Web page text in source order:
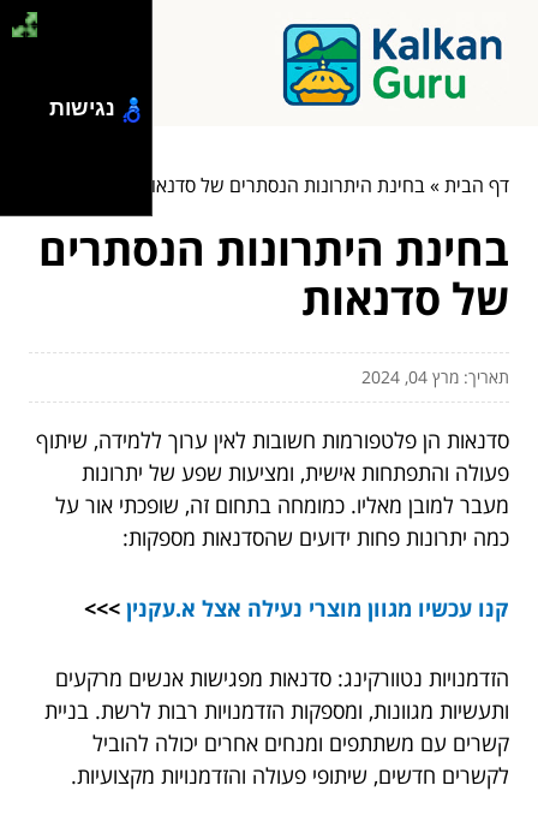
דף הבית»בחינת היתרונות הנסתרים של סדנאות
בחינת היתרונות הנסתרים
של סדנאות
תאריך: מרץ 04, 2024
סדנאות הן פלטפורמות חשובות לאין ערוך ללמידה, שיתוף
פעולה והתפתחות אישית, ומציעות שפע של יתרונות
מעבר למובן מאליו. כמומחה בתחום זה, שופכתי אור על
כמה יתרונות פחות ידועים שהסדנאות מספקות:
קנו עכשיו מגוון מוצרי נעילה אצל א.עקנין >>>
הזדמנויות נטוורקינג: סדנאות מפגישות אנשים מרקעים
ותעשיות מגוונות, ומספקות הזדמנויות רבות לרשת. בניית
קשרים עם משתתפים ומנחים אחרים יכולה להוביל
לקשרים חדשים, שיתופי פעולה והזדמנויות מקצועיות.
נגישות